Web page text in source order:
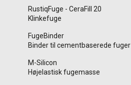
RustiqFuge - CeraFill 20
Klinkefuge
FugeBinder
Binder til cementbaserede fuger
M-Silicon
Højelastisk fugemasse